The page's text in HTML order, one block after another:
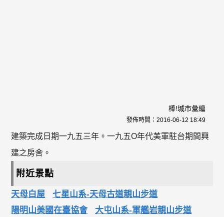
棒!城市彙編
發佈時間： 2016-06-12 18:49
建築完成日期一九五三年。一九五O年代美軍駐台期間興
建之房舍。
附近景點
天母白屋
七星山系-天母古道親山步道
陽明山美國在臺協會
大屯山系-軍艦岩親山步道